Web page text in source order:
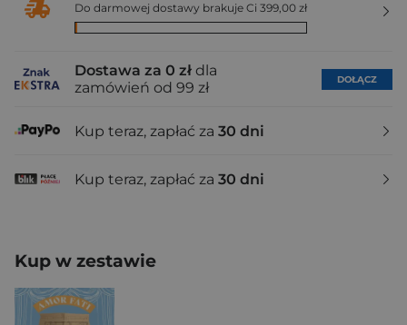
Do darmowej dostawy brakuje Ci 399,00 zł
Dostawa za 0 zł dla
zamówień od 99 zł
DOŁĄCZ
Kup teraz, zapłać za 30 dni
Kup teraz, zapłać za 30 dni
Kup w zestawie